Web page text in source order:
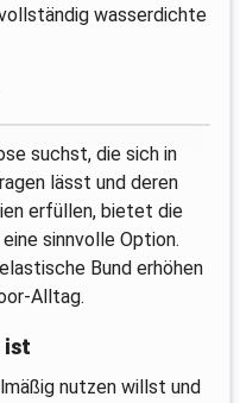
wasserdichte
suchst, die sich in
lässt und deren
erfüllen, bietet die
sinnvolle Option.
Bund erhöhen
Alltag.
ist
nutzen willst und